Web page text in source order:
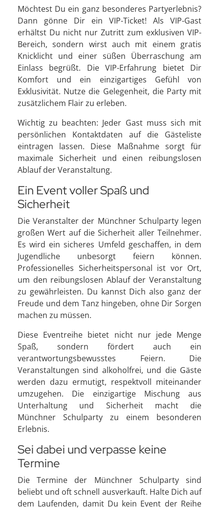
Möchtest Du ein ganz besonderes Partyerlebnis?
Dann gönne Dir ein VIP-Ticket! Als VIP-Gast
erhältst Du nicht nur Zutritt zum exklusiven VIP-
Bereich, sondern wirst auch mit einem gratis
Knicklicht und einer süßen Überraschung am
Einlass begrüßt. Die VIP-Erfahrung bietet Dir
Komfort und ein einzigartiges Gefühl von
Exklusivität. Nutze die Gelegenheit, die Party mit
zusätzlichem Flair zu erleben.
Wichtig zu beachten: Jeder Gast muss sich mit
persönlichen Kontaktdaten auf die Gästeliste
eintragen lassen. Diese Maßnahme sorgt für
maximale Sicherheit und einen reibungslosen
Ablauf der Veranstaltung.
Ein Event voller Spaß und
Sicherheit
Die Veranstalter der Münchner Schulparty legen
großen Wert auf die Sicherheit aller Teilnehmer.
Es wird ein sicheres Umfeld geschaffen, in dem
Jugendliche unbesorgt feiern können.
Professionelles Sicherheitspersonal ist vor Ort,
um den reibungslosen Ablauf der Veranstaltung
zu gewährleisten. Du kannst Dich also ganz der
Freude und dem Tanz hingeben, ohne Dir Sorgen
machen zu müssen.
Diese Eventreihe bietet nicht nur jede Menge
Spaß, sondern fördert auch ein
verantwortungsbewusstes Feiern. Die
Veranstaltungen sind alkoholfrei, und die Gäste
werden dazu ermutigt, respektvoll miteinander
umzugehen. Die einzigartige Mischung aus
Unterhaltung und Sicherheit macht die
Münchner Schulparty zu einem besonderen
Erlebnis.
Sei dabei und verpasse keine
Termine
Die Termine der Münchner Schulparty sind
beliebt und oft schnell ausverkauft. Halte Dich auf
dem Laufenden, damit Du kein Event der Reihe